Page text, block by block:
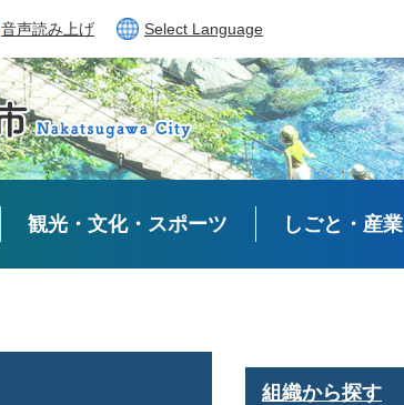
音声読み上げ Select Language
観光・文化・スポーツ しごと・産業
組織から探す